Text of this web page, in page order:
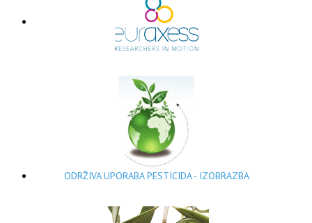
ODRŽIVA UPORABA PESTICIDA - IZOBRAZBA